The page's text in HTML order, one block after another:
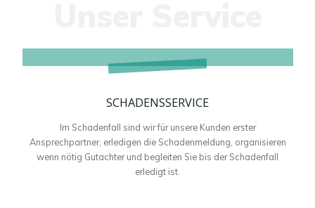
SCHADENSSERVICE
SCHADENSSERVICE
Im Schadenfall sind wir für unsere Kunden erster
Ansprechpartner, erledigen die Schadenmeldung, organisieren
wenn nötig Gutachter und begleiten Sie bis der Schadenfall
erledigt ist.